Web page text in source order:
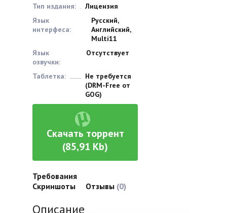
Тип издания:
Лицензия
Язык
интерфеса:
Русский,
Английский,
Multi11
Язык
озвучки:
Отсутствует
Таблетка:
Не требуется
(DRM-Free от
GOG)
Скачать торрент
(85,91 Kb)
Требования
Скриншоты
Отзывы (0)
Описание